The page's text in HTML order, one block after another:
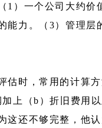
1）一个公司大约价
能力。（3）管理层
估时，常用的计算
上（b）折旧费用
这还不够完整，他认